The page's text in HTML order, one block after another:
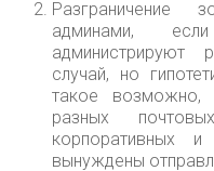
Разграничение
админами,
случай, но
такое
разных
корпоративных
вынуждены